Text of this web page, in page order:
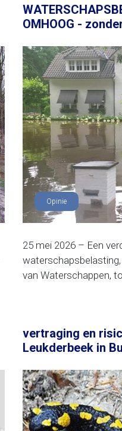
OMHOOG -
Opinie
25 mei 2026 – Een
van Waterschappen,
vertraging en
Leukderbeek in